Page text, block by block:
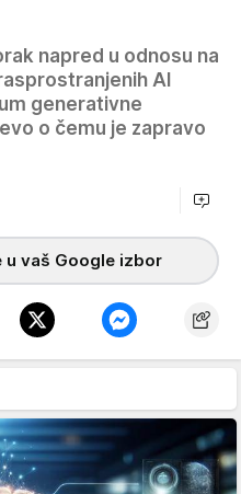
napred u odnosu na
AI
generativne
o čemu je zapravo
u vaš Google izbor